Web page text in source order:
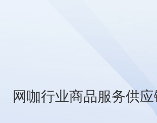
解决方案
网咖行业商品服务供